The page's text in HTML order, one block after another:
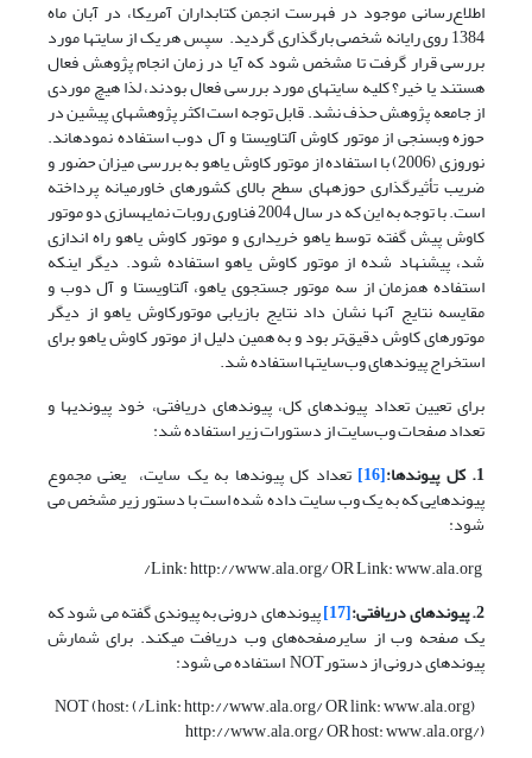
اطلاع‌رسانی موجود در فهرست انجمن کتابداران آمریکا، در آبان ماه
1384 روی رایانه شخصی بارگذاری گردید. سپس هر یک از سایتها مورد
بررسی قرار گرفت تا مشخص شود که آیا در زمان انجام پژوهش فعال
هستند یا خیر؟ کلیه سایتهای مورد بررسی فعال بودند، لذا هیچ موردی
از جامعه پژوهش حذف نشد. قابل توجه است اکثر پژوهشهای پیشین در
حوزه وب­سنجی از موتور کاوش آلتاویستا و آل دوب استفاده نموده­اند.
نوروزی (2006) با استفاده از موتور کاوش یاهو به بررسی میزان حضور و
ضریب تأثیرگذاری حوزه­های سطح بالای کشورهای خاورمیانه پرداخته
است. با توجه به این که در سال 2004 فناوری روبات نمایه­سازی دو موتور
کاوش پیش گفته توسط یاهو خریداری و موتور کاوش یاهو راه اندازی
شد، پیشنهاد شده از موتور کاوش یاهو استفاده شود. دیگر اینکه
استفاده همزمان از سه موتور جستجوی یاهو، آلتاویستا و آل دوب و
مقایسه نتایج آنها نشان داد نتایج بازیابی موتورکاوش یاهو از دیگر
موتورهای کاوش دقیق­‌­تر بود و به همین دلیل از موتور کاوش یاهو برای
استخراج پیوندهای وب‌سایتها استفاده شد.
برای تعیین تعداد پیوند­های کل، پیوند­های دریافتی، خود پیوندیها و
تعداد صفحات وب‌سایت از دستورات زیر استفاده شد:
1. کل پیوندها:
[16] تعداد کل پیوندها به یک سایت، یعنی مجموع
پیوندهایی که به یک وب سایت داده شده است با دستور زیر مشخص می
شود:
2. پیوندهای دریافتی:
[17] پیوندهای درونی به پیوندی گفته می شود که
یک صفحه وب از سایرصفحه‌های وب دریافت می­کند. برای شمارش
پیوندهای درونی از دستورNOT استفاده می شود:
(Link: http://www.ala.org/ OR link: www.ala.org/) NOT (host:
http://www.ala.org/ OR host: www.ala.org/)